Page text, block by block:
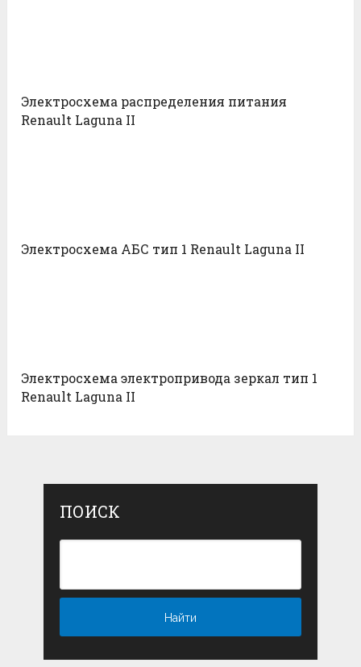
Электросхема распределения питания
Renault Laguna II
Электросхема АБС тип 1 Renault Laguna II
Электросхема электропривода зеркал тип 1
Renault Laguna II
ПОИСК